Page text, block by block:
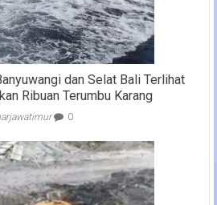
dan Selat Bali Terlihat
Ribuan Terumbu Karang
0